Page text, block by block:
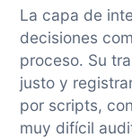
La capa de
decisiones
proceso. Su
justo y
por scripts,
muy difícil